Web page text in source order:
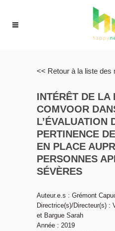
<< Retour à la liste des
INTÉRÊT DE LA
COMVOOR
L’ÉVALUATION
PERTINENCE
EN PLACE
PERSONNES
SÉVÈRES
Auteur.e.s : Grémont
Directrice(s)/Directeur(s) :
et Bargue Sarah
Année : 2019